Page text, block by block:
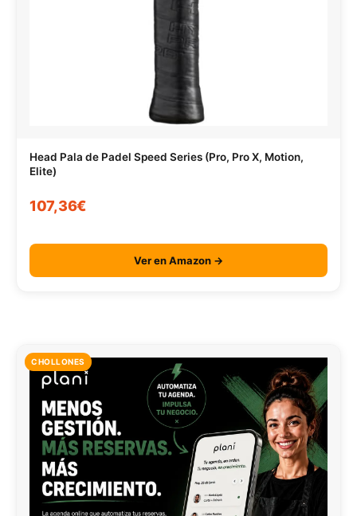
Head Pala de Padel Speed Series (Pro, Pro X, Motion,
Elite)
107,36€
Ver en Amazon →
CHOLLONES